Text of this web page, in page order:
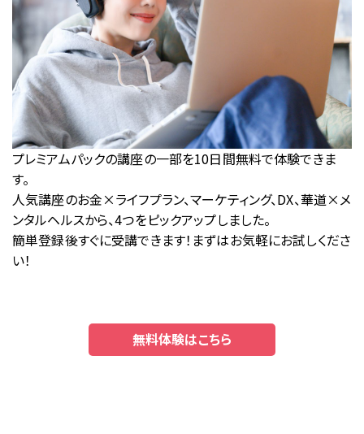
プレミアムパックの講座の一部を10日間無料で体験できま
す。
人気講座のお金×ライフプラン、マーケティング、DX、華道×メ
ンタルヘルスから、4つをピックアップしました。
簡単登録後すぐに受講できます！まずはお気軽にお試しくださ
い！
無料体験はこちら